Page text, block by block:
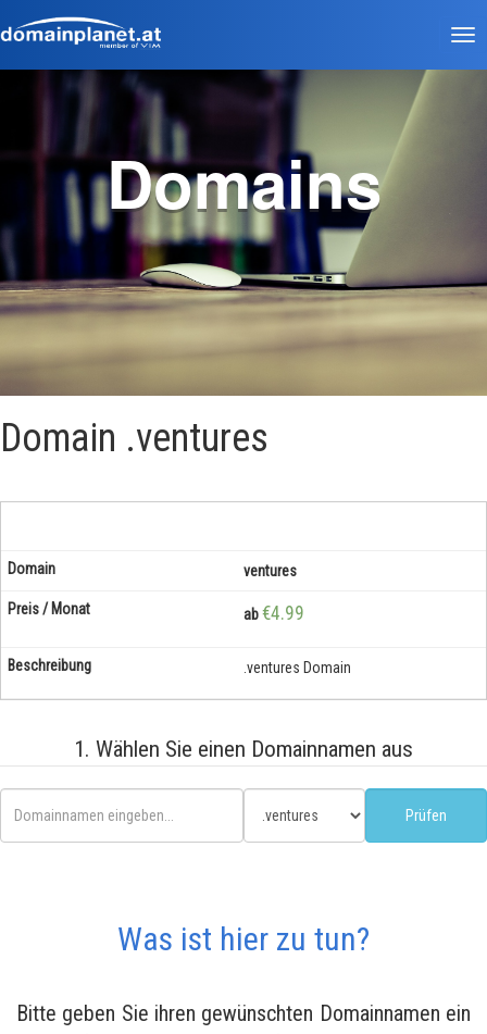
Domains
Domain .ventures
ventures
ab€4.99
.ventures Domain
1. Wählen Sie einen Domainnamen aus
Was ist hier zu tun?
Bitte geben Sie ihren gewünschten Domainnamen ein